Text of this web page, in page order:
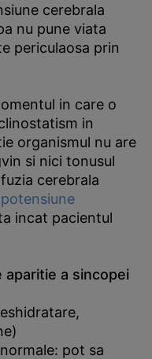
cerebrala
nu pune viata
periculaosa prin
in care o
in
organismul nu are
si nici tonusul
cerebrala
incat pacientul
aparitie a sincopei
pot sa